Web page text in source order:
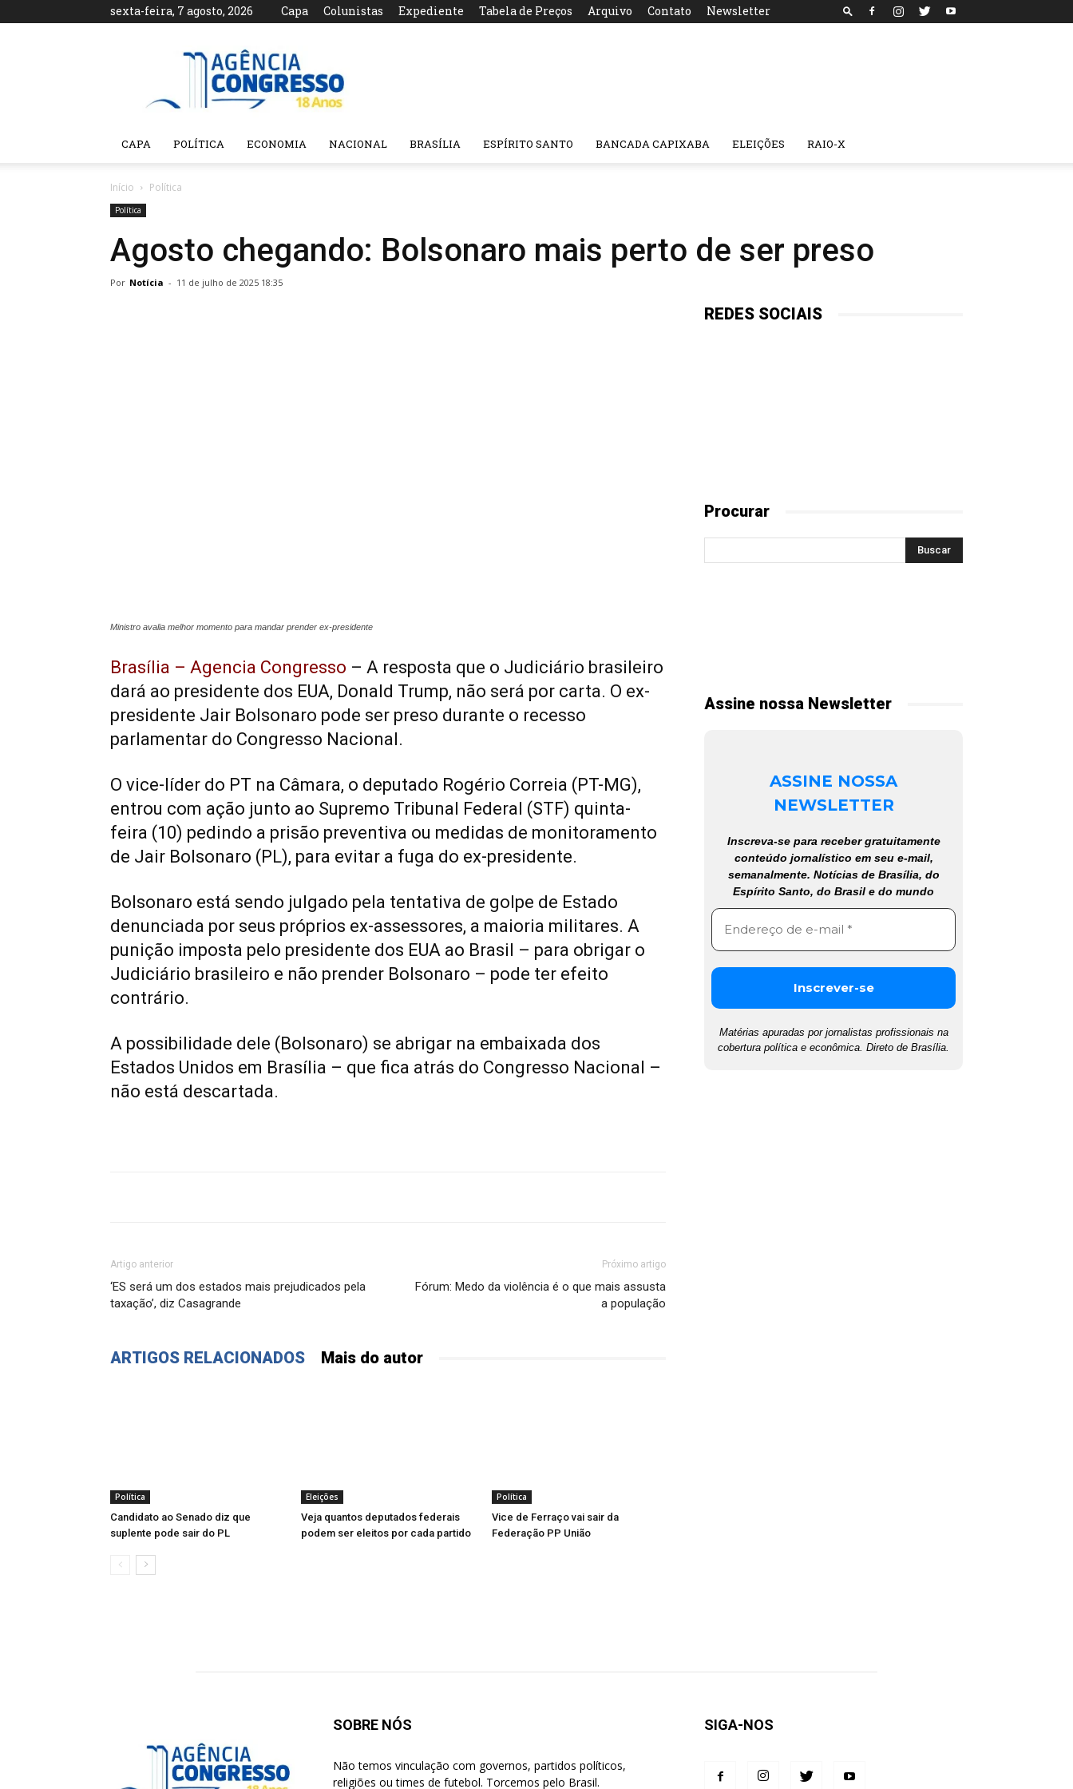
sexta-feira, 7 agosto, 2026 Capa Colunistas Expediente Tabela de Preços Arquivo Contato Newsletter
Agência
CAPA POLÍTICA ECONOMIA NACIONAL BRASÍLIA ESPÍRITO SANTO BANCADA CAPIXABA ELEIÇÕES RAIO-X
Início Política
Política
Agosto chegando: Bolsonaro mais perto de ser preso
Por Notícia - 11 de julho de 2025 18:35
Ministro avalia melhor momento para mandar prender ex-presidente
Brasília – Agencia Congresso – A resposta que o Judiciário brasileiro
dará ao presidente dos EUA, Donald Trump, não será por carta. O ex-
presidente Jair Bolsonaro pode ser preso durante o recesso
parlamentar do Congresso Nacional.
O vice-líder do PT na Câmara, o deputado Rogério Correia (PT-MG),
entrou com ação junto ao Supremo Tribunal Federal (STF) quinta-
feira (10) pedindo a prisão preventiva ou medidas de monitoramento
de Jair Bolsonaro (PL), para evitar a fuga do ex-presidente.
Bolsonaro está sendo julgado pela tentativa de golpe de Estado
denunciada por seus próprios ex-assessores, a maioria militares. A
punição imposta pelo presidente dos EUA ao Brasil – para obrigar o
Judiciário brasileiro e não prender Bolsonaro – pode ter efeito
contrário.
A possibilidade dele (Bolsonaro) se abrigar na embaixada dos
Estados Unidos em Brasília – que fica atrás do Congresso Nacional –
não está descartada.
Artigo anterior
‘ES será um dos estados mais prejudicados pela
taxação’, diz Casagrande
Próximo artigo
Fórum: Medo da violência é o que mais assusta
a população
ARTIGOS RELACIONADOS Mais do autor
Política
Candidato ao Senado diz que
suplente pode sair do PL
Eleições
Veja quantos deputados federais
podem ser eleitos por cada partido
Política
Vice de Ferraço vai sair da
Federação PP União
REDES SOCIAIS
Procurar
Assine nossa Newsletter
ASSINE NOSSA
NEWSLETTER
Inscreva-se para receber gratuitamente
conteúdo jornalístico em seu e-mail,
semanalmente. Notícias de Brasília, do
Espírito Santo, do Brasil e do mundo
Matérias apuradas por jornalistas profissionais na
cobertura política e econômica. Direto de Brasília.
SOBRE NÓS
Não temos vinculação com governos, partidos políticos,
religiões ou times de futebol. Torcemos pelo Brasil.
SIGA-NOS